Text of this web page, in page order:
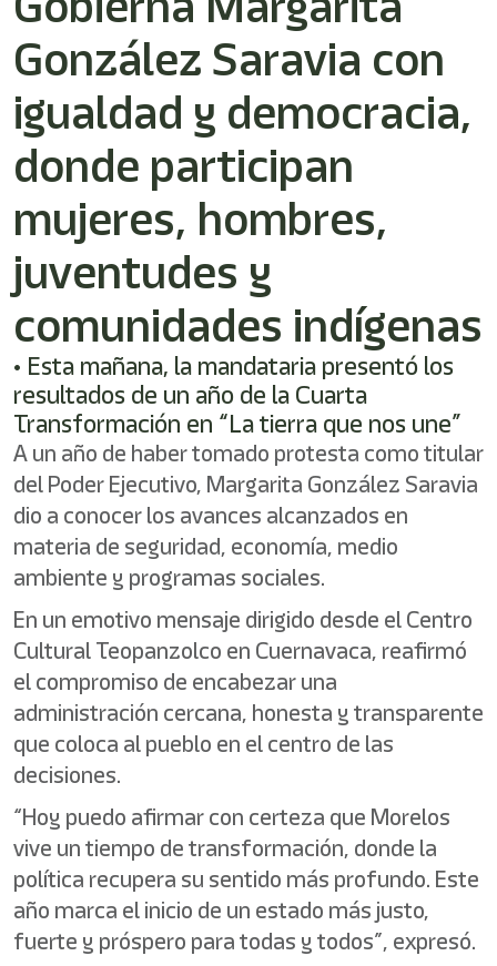
González Saravia con
igualdad y democracia,
donde participan
mujeres, hombres,
juventudes y
comunidades indígenas
• Esta mañana, la mandataria presentó los
resultados de un año de la Cuarta
Transformación en “La tierra que nos une”
A un año de haber tomado protesta como titular
del Poder Ejecutivo, Margarita González Saravia
dio a conocer los avances alcanzados en
materia de seguridad, economía, medio
ambiente y programas sociales.
En un emotivo mensaje dirigido desde el Centro
Cultural Teopanzolco en Cuernavaca, reafirmó
el compromiso de encabezar una
administración cercana, honesta y transparente
que coloca al pueblo en el centro de las
decisiones.
“Hoy puedo afirmar con certeza que Morelos
vive un tiempo de transformación, donde la
política recupera su sentido más profundo. Este
año marca el inicio de un estado más justo,
fuerte y próspero para todas y todos”, expresó.